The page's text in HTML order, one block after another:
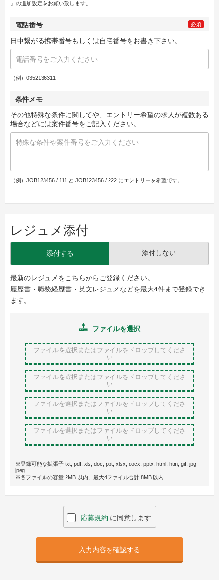
』の追加設定をお願い致します。
電話番号 必須
日中繋がる携帯番号もしくは自宅番号をお書き下さい。
（例）0352136311
条件メモ
その他特殊な条件に関してや、エントリー希望の求人が複数ある
場合などには案件番号をご記入ください。
（例）JOB123456 / 111 と JOB123456 / 222 にエントリーを希望です。
レジュメ添付
添付する 添付しない
最新のレジュメをこちらからご登録ください。
履歴書・職務経歴書・英文レジュメなどを最大4件まで登録でき
ます。
ファイルを選択
ファイルを選択またはファイルをドロップしてくださ
い
ファイルを選択またはファイルをドロップしてくださ
い
ファイルを選択またはファイルをドロップしてくださ
い
ファイルを選択またはファイルをドロップしてくださ
い
※登録可能な拡張子 txt, pdf, xls, doc, ppt, xlsx, docx, pptx, html, htm, gif, jpg,
jpeg
※各ファイルの容量 2MB 以内、最大4ファイル合計 8MB 以内
応募規約 に同意します
入力内容を確認する